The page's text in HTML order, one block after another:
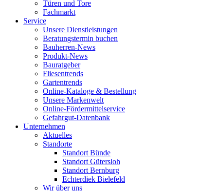
Türen und Tore
Fachmarkt
Service
Unsere Dienstleistungen
Beratungstermin buchen
Bauherren-News
Produkt-News
Bauratgeber
Fliesentrends
Gartentrends
Online-Kataloge & Bestellung
Unsere Markenwelt
Online-Fördermittelservice
Gefahrgut-Datenbank
Unternehmen
Aktuelles
Standorte
Standort Bünde
Standort Gütersloh
Standort Bernburg
Echterdiek Bielefeld
Wir über uns